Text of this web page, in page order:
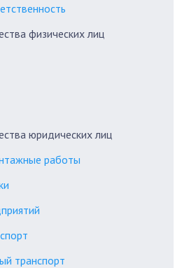
физических лиц
юридических лиц
работы
транспорт